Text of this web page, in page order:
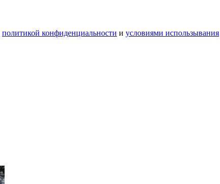
политикой конфиденциальности и условиями использывания